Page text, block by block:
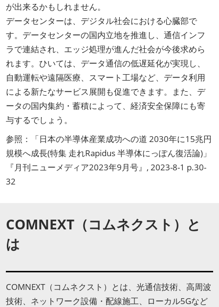
が出来るかもしれません。
データセンターは、デジタル社会における心臓部で
す。データセンターの国内立地を推進し、通信インフ
ラで連結され、エッジ処理が進んだ社会が今後求めら
れます。ひいては、データ通信の低遅延化が実現し、
自動運転や遠隔医療、スマート工場など、データ利用
による新たなサービス展開も促進できます。また、デ
ータの国内集約・蓄積によって、経済安全保障にも寄
与するでしょう。
参照：「日本の半導体産業成功への道 2030年に15兆円
規模へ成長(特集 走れRapidus 半導体にっぽん復活論)」
『月刊ニューメディア2023年9月号』, 2023-8-1 p.30-
32
COMNEXT（コムネクスト）と
は
COMNEXT（コムネクスト）とは、光通信技術、高周波
技術、ネットワーク設備・配線施工、ローカル5Gなど